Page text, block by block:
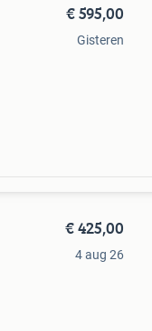
€ 595,00
Gisteren
€ 425,00
4 aug 26